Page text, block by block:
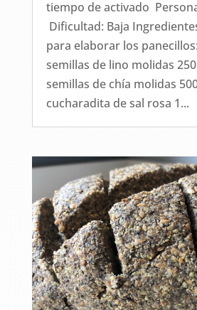
tiempo de activado
Dificultad: Baja
para elaborar los
semillas de lino molidas
semillas de chía molidas
cucharadita de sal rosa 1...